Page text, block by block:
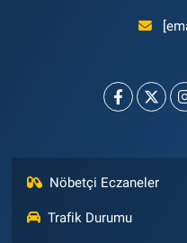
Nöbetçi Eczaneler
Trafik Durumu